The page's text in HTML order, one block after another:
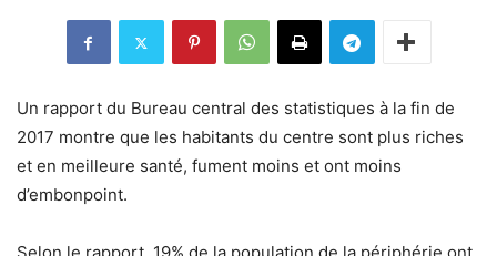
Un rapport du Bureau central des statistiques à la fin de
2017 montre que les habitants du centre sont plus riches
et en meilleure santé, fument moins et ont moins
d’embonpoint.